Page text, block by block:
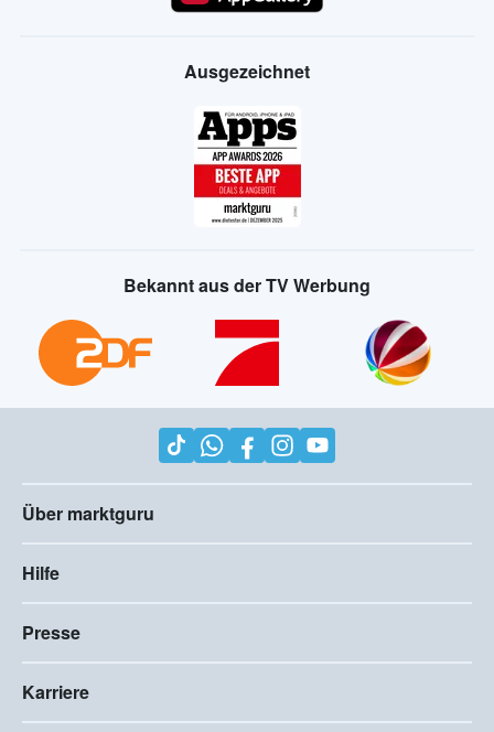
Ausgezeichnet
Bekannt aus der TV Werbung
Über marktguru
Hilfe
Presse
Karriere